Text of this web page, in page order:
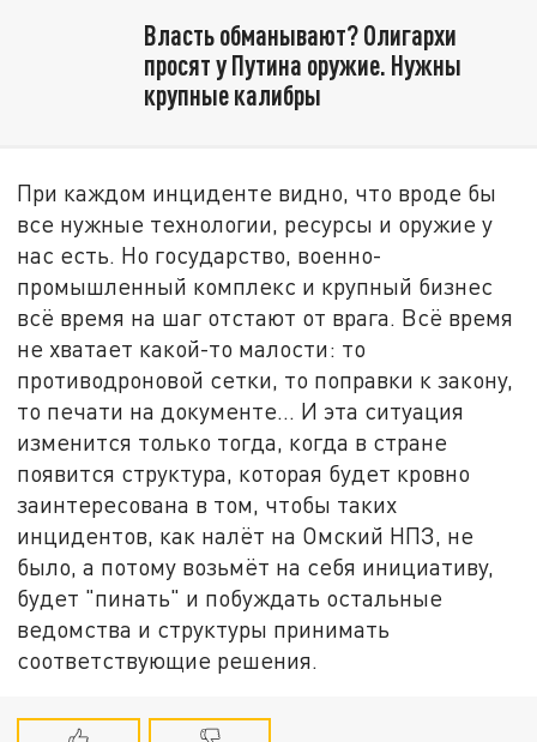
Власть обманывают? Олигархи
просят у Путина оружие. Нужны
крупные калибры
При каждом инциденте видно, что вроде бы
все нужные технологии, ресурсы и оружие у
нас есть. Но государство, военно-
промышленный комплекс и крупный бизнес
всё время на шаг отстают от врага. Всё время
не хватает какой-то малости: то
противодроновой сетки, то поправки к закону,
то печати на документе... И эта ситуация
изменится только тогда, когда в стране
появится структура, которая будет кровно
заинтересована в том, чтобы таких
инцидентов, как налёт на Омский НПЗ, не
было, а потому возьмёт на себя инициативу,
будет "пинать" и побуждать остальные
ведомства и структуры принимать
соответствующие решения.